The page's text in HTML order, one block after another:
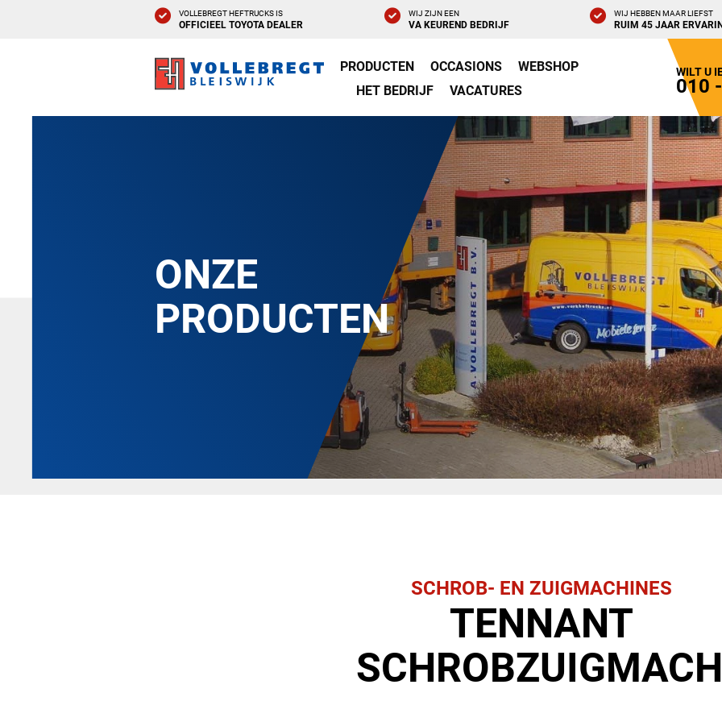
VOLLEBREGT HEFTRUCKS IS
OFFICIEEL TOYOTA DEALER
WIJ ZIJN EEN
VA KEUREND BEDRIJF
WIJ HEBBEN MAAR LIEFST
RUIM 45 JAAR
PRODUCTEN OCCASIONS
WEBSHOP
HET BEDRIJF
VACATURES
WILT U
010
ONZE
PRODUCTEN
SCHROB- EN ZUIGMACHINES
TENNANT